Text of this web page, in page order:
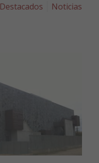
Destacados
Noticias